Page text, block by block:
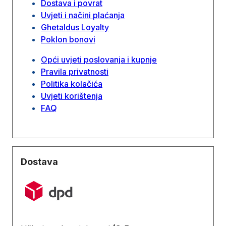
Dostava i povrat
Uvjeti i načini plaćanja
Ghetaldus Loyalty
Poklon bonovi
Opći uvjeti poslovanja i kupnje
Pravila privatnosti
Politika kolačića
Uvjeti korištenja
FAQ
Dostava